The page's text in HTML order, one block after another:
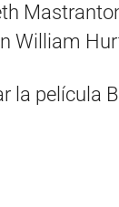
William
la película